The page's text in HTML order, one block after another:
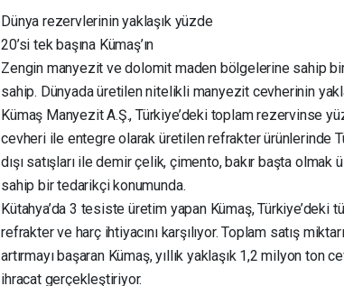
Dünya rezervlerinin yaklaşık yüzde
20’si tek başına Kümaş’ın
Zengin manyezit ve dolomit maden bölgelerine sahip
sahip. Dünyada üretilen nitelikli manyezit cevherinin
Kümaş Manyezit A.Ş., Türkiye’deki toplam rezervinse
cevheri ile entegre olarak üretilen refrakter ürünlerinde
dışı satışları ile demir çelik, çimento, bakır başta
sahip bir tedarikçi konumunda.
Kütahya’da 3 tesiste üretim yapan Kümaş,
refrakter ve harç ihtiyacını karşılıyor. Toplam satış
artırmayı başaran Kümaş, yıllık yaklaşık 1,2 milyon
ihracat gerçekleştiriyor.